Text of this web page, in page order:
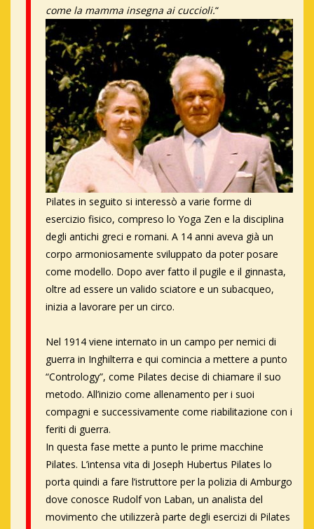
come la mamma insegna ai cuccioli.“
Pilates in seguito si interessò a varie forme di
esercizio fisico, compreso lo Yoga Zen e la disciplina
degli antichi greci e romani. A 14 anni aveva già un
corpo armoniosamente sviluppato da poter posare
come modello. Dopo aver fatto il pugile e il ginnasta,
oltre ad essere un valido sciatore e un subacqueo,
inizia a lavorare per un circo.
Nel 1914 viene internato in un campo per nemici di
guerra in Inghilterra e qui comincia a mettere a punto
“Contrology”, come Pilates decise di chiamare il suo
metodo. All’inizio come allenamento per i suoi
compagni e successivamente come riabilitazione con i
feriti di guerra.
In questa fase mette a punto le prime macchine
Pilates. L’intensa vita di Joseph Hubertus Pilates lo
porta quindi a fare l’istruttore per la polizia di Amburgo
dove conosce Rudolf von Laban, un analista del
movimento che utilizzerà parte degli esercizi di Pilates